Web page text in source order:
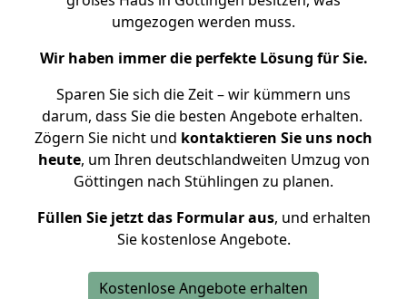
umgezogen werden muss.
Wir haben immer die perfekte Lösung für Sie.
Sparen Sie sich die Zeit – wir kümmern uns
darum, dass Sie die besten Angebote erhalten.
Zögern Sie nicht und kontaktieren Sie uns noch
heute, um Ihren deutschlandweiten Umzug von
Göttingen nach Stühlingen zu planen.
Füllen Sie jetzt das Formular aus, und erhalten
Sie kostenlose Angebote.
Kostenlose Angebote erhalten